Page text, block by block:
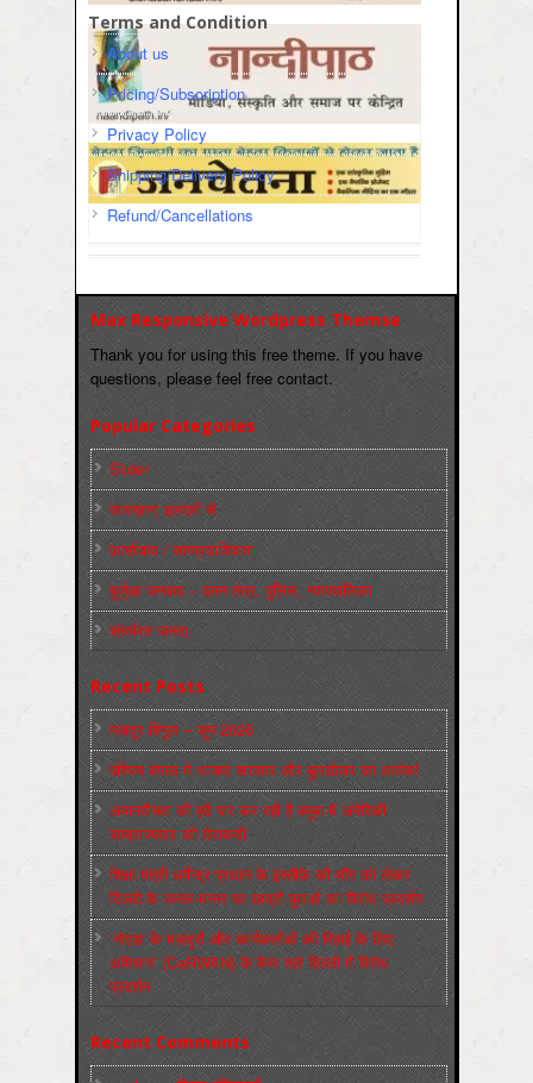
Terms and Condition
About us
Pricing/Subscription
Privacy Policy
Shipping/Delivery Policy
Refund/Cancellations
Max Responsive Wordpress Themse
Thank you for using this free theme. If you have
questions, please feel free contact.
Popular Categories
Slider
कारख़ाना इलाक़ों से
फ़ासीवाद / साम्‍प्रदायिकता
बुर्जुआ जनवाद – दमन तंत्र, पुलिस, न्‍यायपालिका
संघर्षरत जनता
Recent Posts
मज़दूर बिगुल – जून 2026
पश्चिम बंगाल में भाजपा सरकार और बुलडोज़र का आतंक!
अमानवीयता की हदें पार कर रही है क्यूबा में अमेरिकी
साम्राज्यवाद की घेराबन्दी
शिक्षा मंत्री धर्मेन्द्र प्रधान के इस्तीफ़े की माँग को लेकर
दिल्ली के जन्तर-मन्तर पर छात्रों-युवाओं का विरोध प्रदर्शन
‘नोएडा के मज़दूरों और कार्यकर्ताओं की रिहाई के लिए
अभियान’ (CaRWAN) के बैनर तले दिल्ली में विरोध
प्रदर्शन
Recent Comments